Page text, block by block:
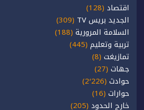
اقتصاد (128)
الجديد بريس TV
(309)
السلامة المرورية (188)
تربية وتعليم (445)
تمازيغت (8)
جهات (27)
حوادث (2٬226)
حوارات (16)
خارج الحدود (205)